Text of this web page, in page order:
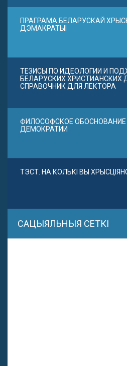
ПРАГРАМА БЕЛАРУСКАЙ
ДЭМАКРАТЫІ
ТЕЗИСЫ ПО ИДЕОЛОГИИ И
БЕЛАРУСКИХ ХРИСТИАНСКИХ
СПРАВОЧНИК ДЛЯ ЛЕКТОРА
ФИЛОСОФСКОЕ ОБОСНОВАНИЕ
ДЕМОКРАТИИ
ТЭСТ. НА КОЛЬКІ ВЫ
САЦЫЯЛЬНЫЯ СЕТКІ